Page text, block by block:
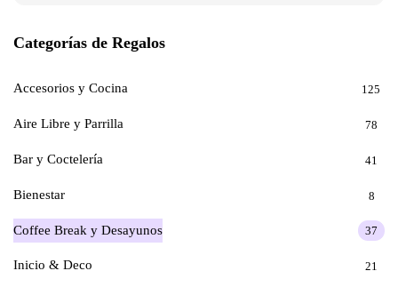
Categorías de Regalos
Accesorios y Cocina 125
Aire Libre y Parrilla 78
Bar y Coctelería 41
Bienestar 8
Coffee Break y Desayunos 37
Inicio & Deco 21